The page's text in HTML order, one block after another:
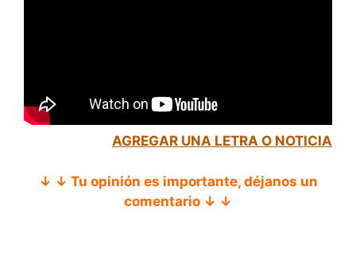
AGREGAR UNA LETRA O NOTICIA
↓ ↓ Tu opinión es importante, déjanos un
comentario ↓ ↓